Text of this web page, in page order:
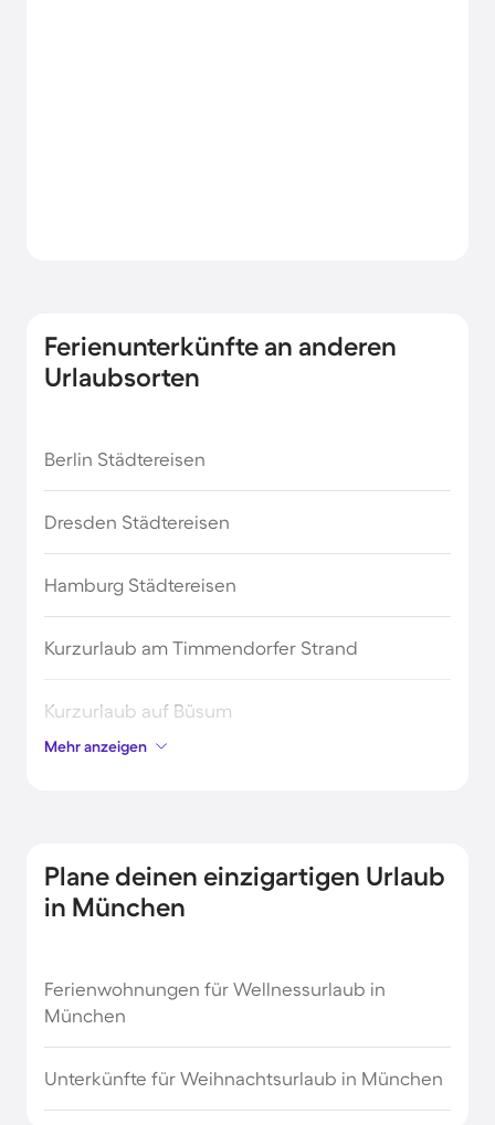
Ferienunterkünfte an anderen
Urlaubsorten
Berlin Städtereisen
Dresden Städtereisen
Hamburg Städtereisen
Kurzurlaub am Timmendorfer Strand
Kurzurlaub auf Büsum
Kurzurlaub in Bad Füssing
Kurzurlaub in Bamberg
Kurzurlaub in Berchtesgaden
Mehr anzeigen
Plane deinen einzigartigen Urlaub
in München
Ferienwohnungen für Wellnessurlaub in
München
Unterkünfte für Weihnachtsurlaub in München